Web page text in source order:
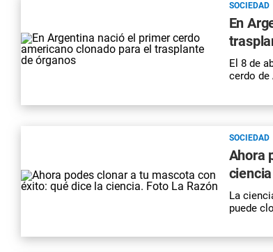
SOCIEDAD
En
El 8 de
cerdo de
SOCIEDAD
Ahora
ciencia
La
puede